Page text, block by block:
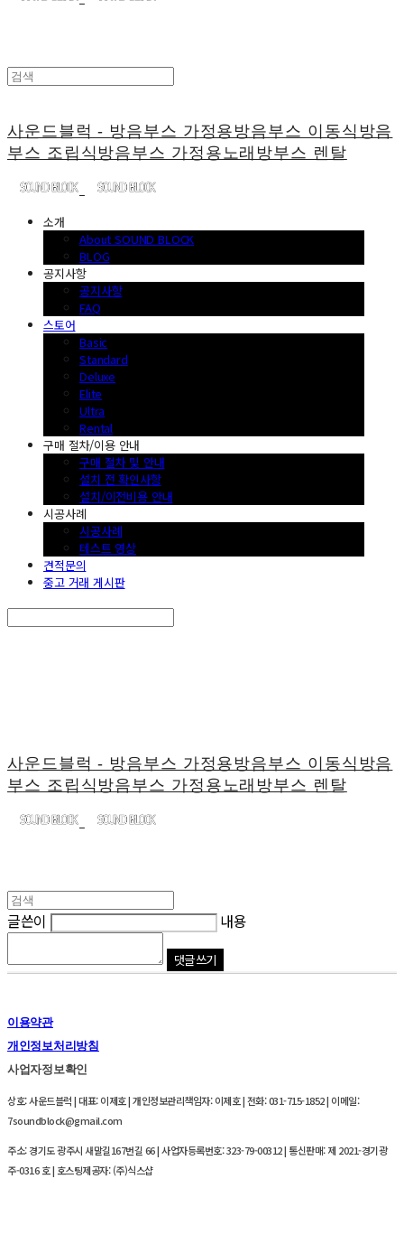
사운드블럭 - 방음부스 가정용방음부스 이동식방음
부스 조립식방음부스 가정용노래방부스 렌탈
소개
About SOUND BLOCK
BLOG
공지사항
공지사항
FAQ
스토어
Basic
Standard
Deluxe
Elite
Ultra
Rental
구매 절차/이용 안내
구매 절차 및 안내
설치 전 확인사항
설치/이전비용 안내
시공사례
시공사례
테스트 영상
견적문의
중고 거래 게시판
사운드블럭 - 방음부스 가정용방음부스 이동식방음
부스 조립식방음부스 가정용노래방부스 렌탈
글쓴이 내용
댓글 쓰기
이용약관
개인정보처리방침
사업자정보확인
상호: 사운드블럭 | 대표: 이제호 | 개인정보관리책임자: 이제호 | 전화: 031-715-1852 | 이메일:
7soundblock@gmail.com
주소: 경기도 광주시 새말길167번길 66 | 사업자등록번호:323-79-00312| 통신판매:제 2021-경기광
주-0316 호| 호스팅제공자: (주)식스샵